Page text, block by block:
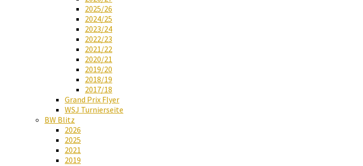
2025/26
2024/25
2023/24
2022/23
2021/22
2020/21
2019/20
2018/19
2017/18
Grand Prix Flyer
WSJ Turnierseite
BW Blitz
2026
2025
2021
2019